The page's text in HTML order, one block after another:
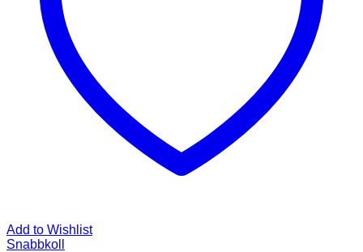
Add to Wishlist
Snabbkoll